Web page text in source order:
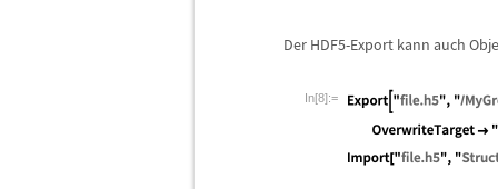
Der HDF5-Export kann auch
In[8]:=